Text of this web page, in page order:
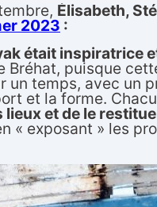
Élisabeth,
2023 :
était inspiratrice
Bréhat, puisque
un temps, avec un
et la forme.
lieux et de le
« exposant » les